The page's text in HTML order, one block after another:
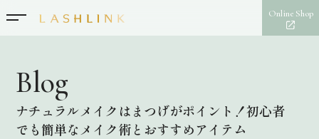
Online Shop
Blog
ナチュラルメイクはまつげがポイント！初心者
でも簡単なメイク術とおすすめアイテム